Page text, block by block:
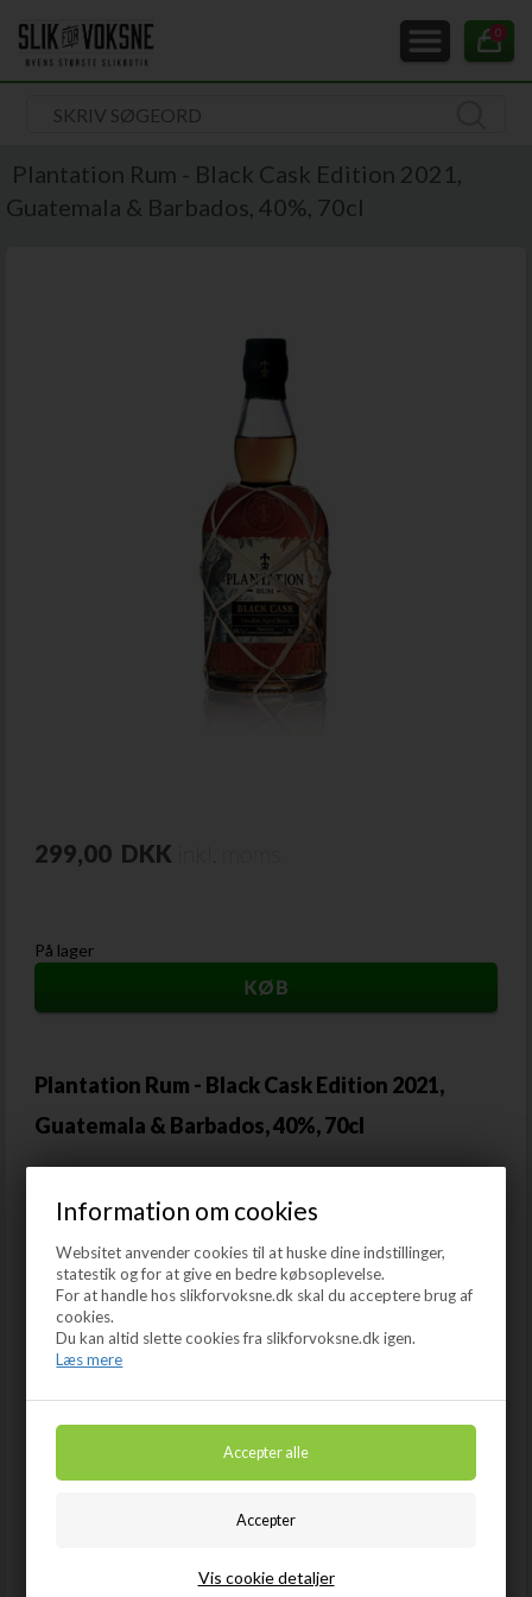
Information om cookies
Websitet anvender cookies til at huske dine indstillinger,
statestik og for at give en bedre købsoplevelse.
For at handle hos slikforvoksne.dk skal du acceptere brug af
cookies.
Du kan altid slette cookies fra slikforvoksne.dk igen.
Læs mere
Vis cookie detaljer
0
Plantation Rum - Black Cask Edition 2021,
Guatemala & Barbados, 40%, 70cl
299,00 DKK
På lager
Plantation Rum - Black Cask Edition 2021,
Guatemala & Barbados, 40%, 70cl
gentager en af sidste års største salgssucces'er – Plantation
Black Cask.
Barbados & Jamaica.
2021 Limited Edition – 40 % vol.
Ligesom tidligere har vi sammen med Plantation Rum lavet et
rom fra Guatemala og blød sødmefuld rom fra Barbados.
Barbados 3-4 dage.
Læs mere
40%
Guatemala & Barbados